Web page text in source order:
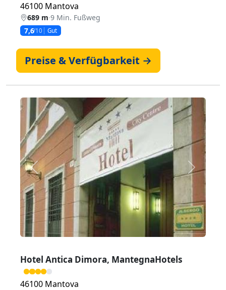
46100 Mantova
689 m·9 Min. Fußweg
7,6/10 Gut
Preise & Verfügbarkeit →
Zurück Weiter
Hotel Antica Dimora, MantegnaHotels
46100 Mantova